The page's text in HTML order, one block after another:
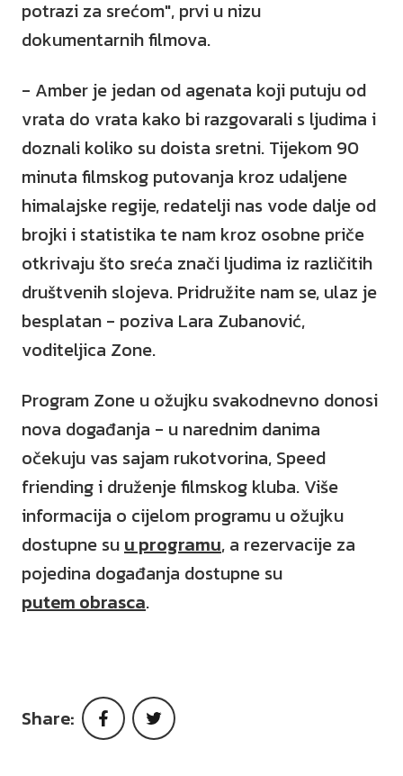
potrazi za srećom", prvi u nizu
dokumentarnih filmova.
- Amber je jedan od agenata koji putuju od
vrata do vrata kako bi razgovarali s ljudima i
doznali koliko su doista sretni. Tijekom 90
minuta filmskog putovanja kroz udaljene
himalajske regije, redatelji nas vode dalje od
brojki i statistika te nam kroz osobne priče
otkrivaju što sreća znači ljudima iz različitih
društvenih slojeva. Pridružite nam se, ulaz je
besplatan - poziva Lara Zubanović,
voditeljica Zone.
Program Zone u ožujku svakodnevno donosi
nova događanja - u narednim danima
očekuju vas sajam rukotvorina, Speed
friending i druženje filmskog kluba. Više
informacija o cijelom programu u ožujku
dostupne su u programu, a rezervacije za
pojedina događanja dostupne su
putem obrasca.
Share: Facebook